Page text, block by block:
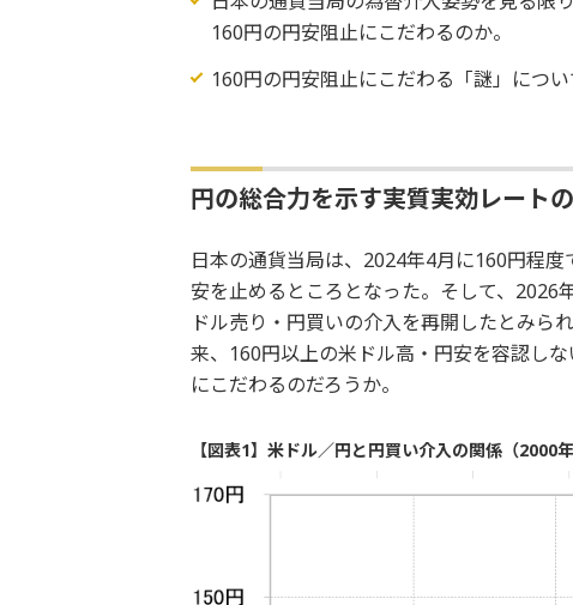
160円の円安阻止にこだわるのか。
160円の円安阻止にこだわる「謎」につい
円の総合力を示す実質実効レート
日本の通貨当局は、2024年4月に160円程
安を止めるところとなった。そして、2026
ドル売り・円買いの介入を再開したとみら
来、160円以上の米ドル高・円安を容認し
にこだわるのだろうか。
【図表1】米ドル／円と円買い介入の関係（2000年